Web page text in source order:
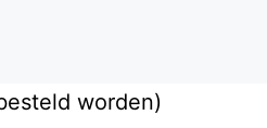
worden)